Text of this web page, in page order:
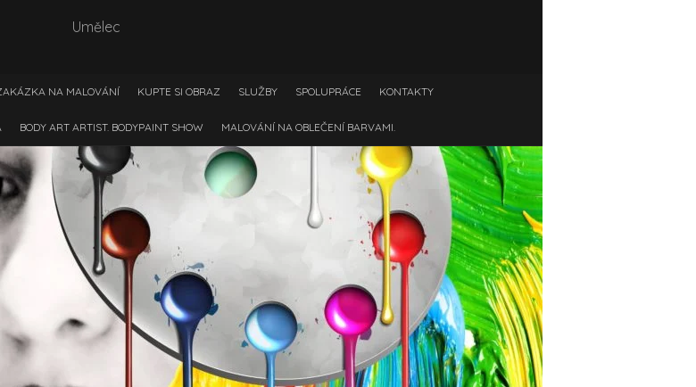
Umělec
NA MALOVÁNÍ KUPTE SI OBRAZ SLUŽBY SPOLUPRÁCE KONTAKTY
BODY ART ARTIST. BODYPAINT SHOW MALOVÁNÍ NA OBLEČENÍ BARVAMI.